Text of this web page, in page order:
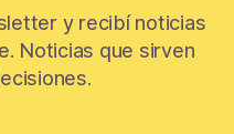
y recibí noticias
Noticias que sirven